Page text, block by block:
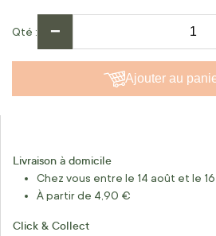
Qté −
Ajouter au
Livraison à domicile
Chez vous entre le 14 août et le
À partir de 4,90 €
Click & Collect